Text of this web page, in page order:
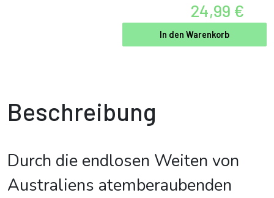
24,99 €
In den Warenkorb
Beschreibung
Durch die endlosen Weiten von
Australiens atemberaubenden